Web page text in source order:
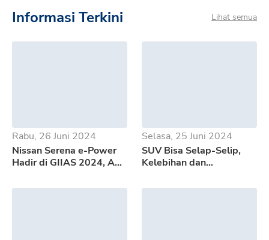
Informasi Terkini Lihat semua
Rabu, 26 Juni 2024
Nissan Serena e-Power
Hadir di GIIAS 2024, Apa
Selasa, 25 Juni 2024
SUV Bisa Selap-Selip,
Kelebihan dan
500